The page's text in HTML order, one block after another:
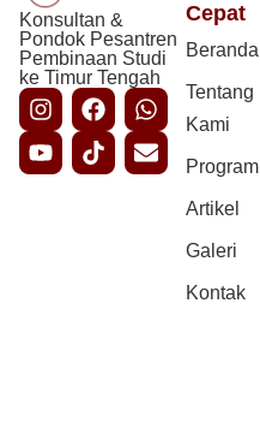
Konsultan &
Pondok Pesantren
Pembinaan Studi
ke Timur Tengah
Cepat
Beranda
Tentang
Kami
Program
Artikel
Galeri
Kontak